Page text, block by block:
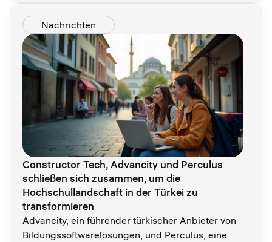
Nachrichten
Constructor Tech, Advancity und Perculus
schließen sich zusammen, um die
Hochschullandschaft in der Türkei zu
transformieren
Advancity, ein führender türkischer Anbieter von
Bildungssoftwarelösungen, und Perculus, eine